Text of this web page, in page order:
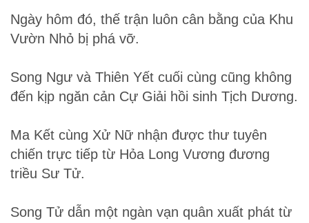
Ngày hôm đó, thế trận luôn cân bằng của Khu
Vườn Nhỏ bị phá vỡ.
Song Ngư và Thiên Yết cuối cùng cũng không
đến kịp ngăn cản Cự Giải hồi sinh Tịch Dương.
Ma Kết cùng Xử Nữ nhận được thư tuyên
chiến trực tiếp từ Hỏa Long Vương đương
triều Sư Tử.
Song Tử dẫn một ngàn vạn quân xuất phát từ